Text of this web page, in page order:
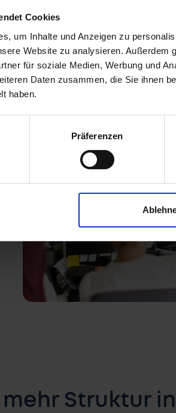
Cookies
um Inhalte und Anzeigen zu
Website zu analysieren.
für soziale Medien, Werbung und
Daten zusammen, die Sie ihnen
haben.
Präferenzen
mehr Struktur